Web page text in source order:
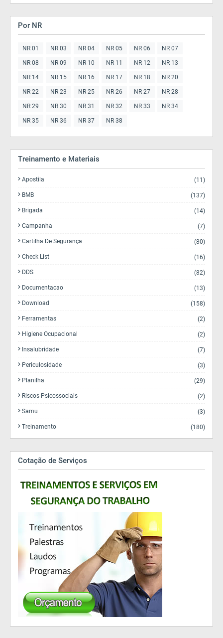
Por NR
NR 01 NR 03 NR 04 NR 05 NR 06 NR 07
NR 08 NR 09 NR 10 NR 11 NR 12 NR 13
NR 14 NR 15 NR 16 NR 17 NR 18 NR 20
NR 22 NR 23 NR 25 NR 26 NR 27 NR 28
NR 29 NR 30 NR 31 NR 32 NR 33 NR 34
NR 35 NR 36 NR 37 NR 38
Treinamento e Materiais
Apostila (11)
BMB (137)
Brigada (14)
Campanha (7)
Cartilha De Segurança (80)
Check List (16)
DDS (82)
Documentacao (13)
Download (158)
Ferramentas (2)
Higiene Ocupacional (2)
Insalubridade (7)
Periculosidade (3)
Planilha (29)
Riscos Psicossociais (2)
Samu (3)
Treinamento (180)
Cotação de Serviços